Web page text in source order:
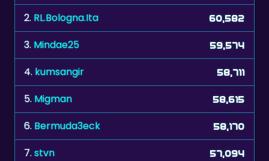
2. RL.Bologna.Ita 60,582
3. Mindae25 59,574
4. kumsangir 58,711
5. Migman 58,615
6. Bermuda3eck 58,170
7.stvn 57,094